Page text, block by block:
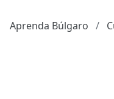
Aprenda Búlgaro